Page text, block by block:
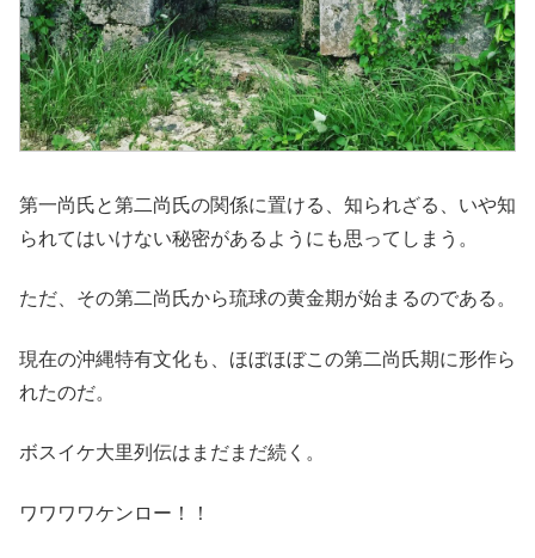
第一尚氏と第二尚氏の関係に置ける、知られざる、いや知
られてはいけない秘密があるようにも思ってしまう。
ただ、その第二尚氏から琉球の黄金期が始まるのである。
現在の沖縄特有文化も、ほぼほぼこの第二尚氏期に形作ら
れたのだ。
ボスイケ大里列伝はまだまだ続く。
ワワワワケンロー！！